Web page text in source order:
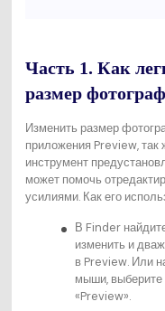
Часть 1. Как
размер
Изменить размер
приложения Preview, так
инструмент
может помочь
усилиями. Как его
В Finder
изменить и
в Preview. Или
мыши, выберите
«Preview».